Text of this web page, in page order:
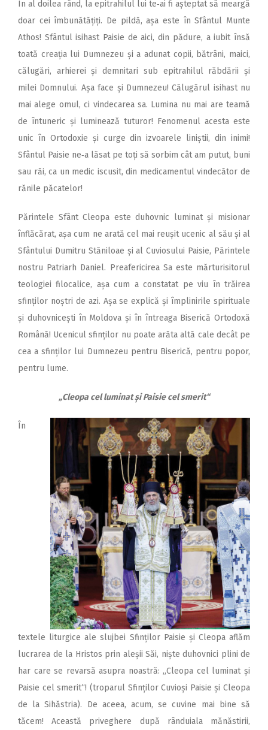
În al doilea rând, la epitrahilul lui te‑ai fi așteptat să meargă
doar cei îmbunătățiți. De pildă, așa este în Sfântul Munte
Athos! Sfântul isihast Paisie de aici, din pădure, a iubit însă
toată creația lui Dumnezeu și a adunat copii, bătrâni, maici,
călugări, arhierei și demnitari sub epitrahilul răbdării și
milei Domnului. Așa face și Dumnezeu! Călugărul isihast nu
mai alege omul, ci vindecarea sa. Lumina nu mai are teamă
de întuneric și luminează tuturor! Fenomenul acesta este
unic în Ortodoxie și curge din izvoarele liniștii, din inimi!
Sfântul Paisie ne‑a lăsat pe toți să sorbim cât am putut, buni
sau răi, ca un medic iscusit, din medicamentul vindecător de
rănile păcatelor!
Părintele Sfânt Cleopa este duhovnic luminat și misionar
înflăcărat, așa cum ne arată cel mai reușit ucenic al său și al
Sfântului Dumitru Stăniloae și al Cuviosului Paisie, Părintele
nostru Patriarh Daniel. Preafericirea Sa este mărturisitorul
teologiei filocalice, așa cum a constatat pe viu în trăirea
sfinților noștri de azi. Așa se explică și împlinirile spirituale
și duhovnicești în Moldova și în întreaga Biserică Ortodoxă
Română! Ucenicul sfinților nu poate arăta altă cale decât pe
cea a sfinților lui Dumnezeu pentru Biserică, pentru popor,
pentru lume.
„Cleopa cel luminat și Paisie cel smerit“
În
textele liturgice ale slujbei Sfinților Paisie și Cleopa aflăm
lucrarea de la Hristos prin aleșii Săi, niște duhovnici plini de
har care se revarsă asupra noastră: „Cleopa cel luminat și
Paisie cel smerit“! (troparul Sfinților Cuvioși Paisie și Cleopa
de la Sihăstria). De aceea, acum, se cuvine mai bine să
tăcem! Această priveghere după rânduiala mănăstirii,